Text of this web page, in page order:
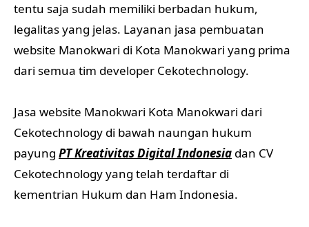
tentu saja sudah memiliki berbadan hukum,
legalitas yang jelas. Layanan jasa pembuatan
website Manokwari di Kota Manokwari yang prima
dari semua tim developer Cekotechnology.
Jasa website Manokwari Kota Manokwari dari
Cekotechnology di bawah naungan hukum
payung PT Kreativitas Digital Indonesia dan CV
Cekotechnology yang telah terdaftar di
kementrian Hukum dan Ham Indonesia.